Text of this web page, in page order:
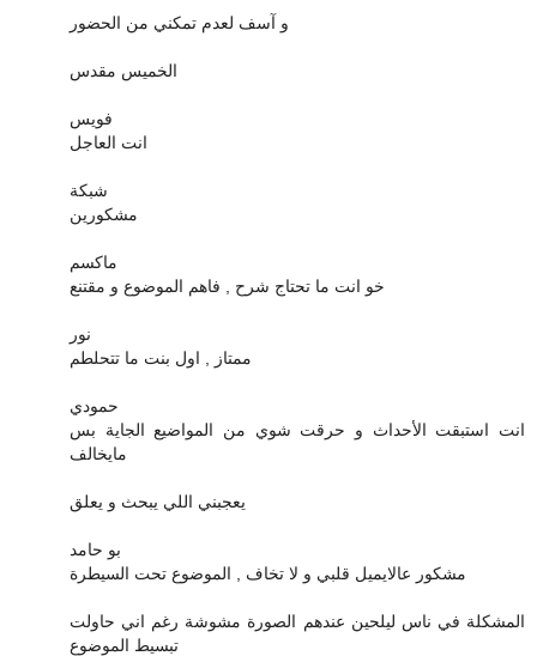
و آسف لعدم تمكني من الحضور
الخميس مقدس
فويس
انت العاجل
شبكة
مشكورين
ماكسم
خو انت ما تحتاج شرح , فاهم الموضوع و مقتنع
نور
ممتاز , اول بنت ما تتحلطم
حمودي
انت استبقت الأحداث و حرقت شوي من المواضيع الجاية بس
مايخالف
يعجبني اللي يبحث و يعلق
بو حامد
مشكور عالايميل قلبي و لا تخاف , الموضوع تحت السيطرة
المشكلة في ناس ليلحين عندهم الصورة مشوشة رغم اني حاولت
تبسيط الموضوع